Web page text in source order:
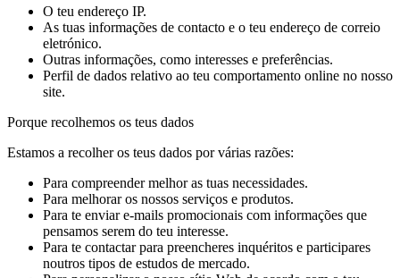
O teu endereço IP.
As tuas informações de contacto e o teu endereço de correio
eletrónico.
Outras informações, como interesses e preferências.
Perfil de dados relativo ao teu comportamento online no nosso
site.
Porque recolhemos os teus dados
Estamos a recolher os teus dados por várias razões:
Para compreender melhor as tuas necessidades.
Para melhorar os nossos serviços e produtos.
Para te enviar e-mails promocionais com informações que
pensamos serem do teu interesse.
Para te contactar para preencheres inquéritos e participares
noutros tipos de estudos de mercado.